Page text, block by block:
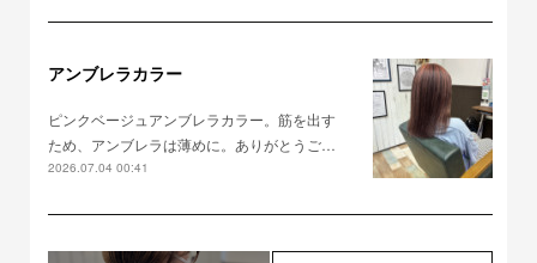
アンブレラカラー
ピンクベージュアンブレラカラー。筋を出す
ため、アンブレラは薄めに。ありがとうご…
2026.07.04 00:41